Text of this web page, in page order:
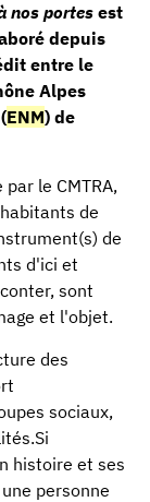
nos portes est
depuis
entre le
Alpes
ENM) de
le CMTRA,
de
de
d'ici et
sont
et l'objet.
des
sociaux,
histoire et ses
personne